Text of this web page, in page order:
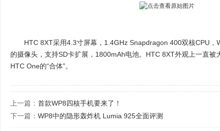
HTC 8XT采用4.3寸屏幕，1.4GHz Snapdragon 400双核CPU，
的摄像头，支持SD卡扩展，1800mAh电池。HTC 8XT外观上一直被
HTC One的“合体”。
上一篇： 首款WP8四核手机要来了！
下一篇： WP8中的隐形轰炸机 Lumia 925全面评测